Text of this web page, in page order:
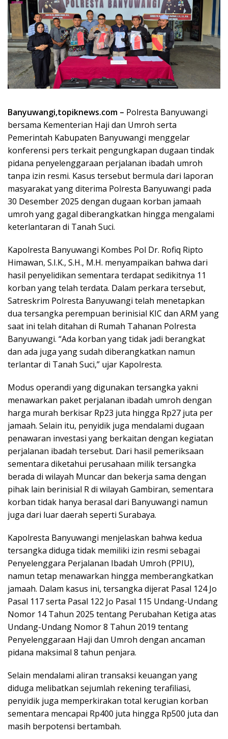
Banyuwangi,topiknews.com – Polresta Banyuwangi
bersama Kementerian Haji dan Umroh serta
Pemerintah Kabupaten Banyuwangi menggelar
konferensi pers terkait pengungkapan dugaan tindak
pidana penyelenggaraan perjalanan ibadah umroh
tanpa izin resmi. Kasus tersebut bermula dari laporan
masyarakat yang diterima Polresta Banyuwangi pada
30 Desember 2025 dengan dugaan korban jamaah
umroh yang gagal diberangkatkan hingga mengalami
keterlantaran di Tanah Suci.
Kapolresta Banyuwangi Kombes Pol Dr. Rofiq Ripto
Himawan, S.I.K., S.H., M.H. menyampaikan bahwa dari
hasil penyelidikan sementara terdapat sedikitnya 11
korban yang telah terdata. Dalam perkara tersebut,
Satreskrim Polresta Banyuwangi telah menetapkan
dua tersangka perempuan berinisial KIC dan ARM yang
saat ini telah ditahan di Rumah Tahanan Polresta
Banyuwangi. “Ada korban yang tidak jadi berangkat
dan ada juga yang sudah diberangkatkan namun
terlantar di Tanah Suci,” ujar Kapolresta.
Modus operandi yang digunakan tersangka yakni
menawarkan paket perjalanan ibadah umroh dengan
harga murah berkisar Rp23 juta hingga Rp27 juta per
jamaah. Selain itu, penyidik juga mendalami dugaan
penawaran investasi yang berkaitan dengan kegiatan
perjalanan ibadah tersebut. Dari hasil pemeriksaan
sementara diketahui perusahaan milik tersangka
berada di wilayah Muncar dan bekerja sama dengan
pihak lain berinisial R di wilayah Gambiran, sementara
korban tidak hanya berasal dari Banyuwangi namun
juga dari luar daerah seperti Surabaya.
Kapolresta Banyuwangi menjelaskan bahwa kedua
tersangka diduga tidak memiliki izin resmi sebagai
Penyelenggara Perjalanan Ibadah Umroh (PPIU),
namun tetap menawarkan hingga memberangkatkan
jamaah. Dalam kasus ini, tersangka dijerat Pasal 124 Jo
Pasal 117 serta Pasal 122 Jo Pasal 115 Undang-Undang
Nomor 14 Tahun 2025 tentang Perubahan Ketiga atas
Undang-Undang Nomor 8 Tahun 2019 tentang
Penyelenggaraan Haji dan Umroh dengan ancaman
pidana maksimal 8 tahun penjara.
Selain mendalami aliran transaksi keuangan yang
diduga melibatkan sejumlah rekening terafiliasi,
penyidik juga memperkirakan total kerugian korban
sementara mencapai Rp400 juta hingga Rp500 juta dan
masih berpotensi bertambah.